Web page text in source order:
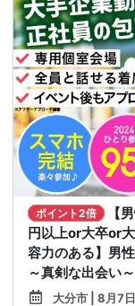
ポイント2倍
【
円以上or大卒or
容力のある】男
～真剣な出会い～
大分市 | 8月7